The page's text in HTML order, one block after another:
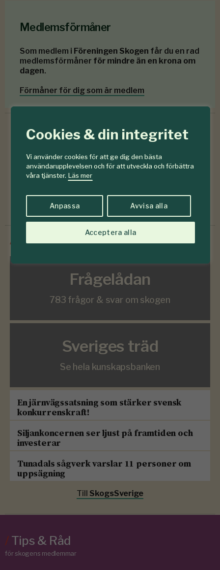
Cookies & din integritet
Vi använder cookies för att ge dig den bästa
användarupplevelsen och för att utveckla och förbättra
våra tjänster. Läs mer
Anpassa Avvisa alla
Acceptera alla
Medlemsförmåner
Som medlem i Föreningen Skogen får du en rad
medlemsförmåner för mindre än en krona om
dagen.
Förmåner för dig som är medlem
#6-7
2026
Läs senaste numret
Prenumerera
/ Innehåll frånSkogsSverige
Frågelådan
783 frågor & svar om skogen
Sveriges träd
Se hela kunskapsbanken
En järnvägssatsning som stärker svensk
konkurrenskraft!
Siljankoncernen ser ljust på framtiden och
investerar
Tunadals sågverk varslar 11 personer om
uppsägning
Till SkogsSverige
/Tips & Råd
för skogens medlemmar